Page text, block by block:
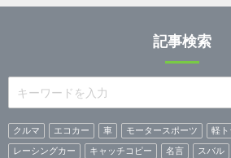
記事検索
クルマ エコカー 車 モータースポーツ 軽ト
レーシングカー
キャッチコピー 名言 スバル